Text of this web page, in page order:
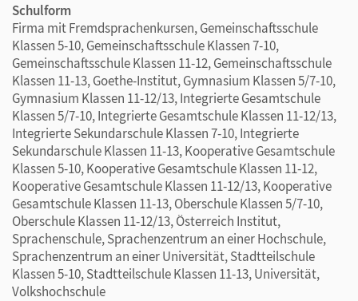
Schulform
Firma mit Fremdsprachenkursen, Gemeinschaftsschule
Klassen 5-10, Gemeinschaftsschule Klassen 7-10,
Gemeinschaftsschule Klassen 11-12, Gemeinschaftsschule
Klassen 11-13, Goethe-Institut, Gymnasium Klassen 5/7-10,
Gymnasium Klassen 11-12/13, Integrierte Gesamtschule
Klassen 5/7-10, Integrierte Gesamtschule Klassen 11-12/13,
Integrierte Sekundarschule Klassen 7-10, Integrierte
Sekundarschule Klassen 11-13, Kooperative Gesamtschule
Klassen 5-10, Kooperative Gesamtschule Klassen 11-12,
Kooperative Gesamtschule Klassen 11-12/13, Kooperative
Gesamtschule Klassen 11-13, Oberschule Klassen 5/7-10,
Oberschule Klassen 11-12/13, Österreich Institut,
Sprachenschule, Sprachenzentrum an einer Hochschule,
Sprachenzentrum an einer Universität, Stadtteilschule
Klassen 5-10, Stadtteilschule Klassen 11-13, Universität,
Volkshochschule